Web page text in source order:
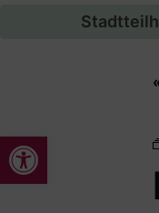
Werkzeugleiste öffnen